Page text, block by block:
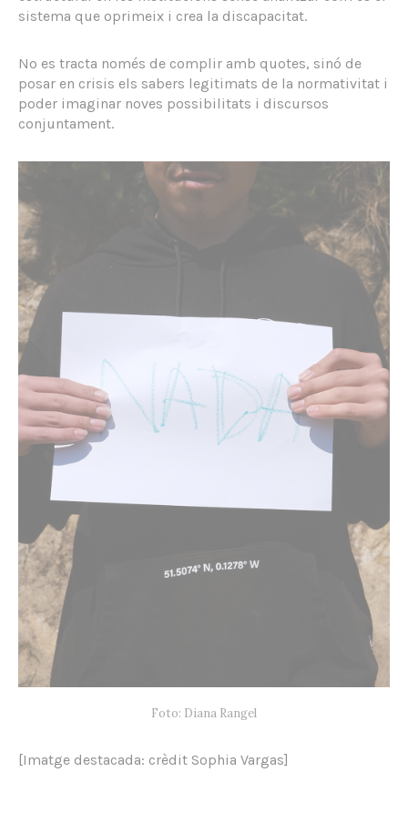
sistema que oprimeix i crea la discapacitat.
No es tracta només de complir amb quotes, sinó de
posar en crisis els sabers legitimats de la normativitat i
poder imaginar noves possibilitats i discursos
conjuntament.
Foto: Diana Rangel
[Imatge destacada: crèdit Sophia Vargas]